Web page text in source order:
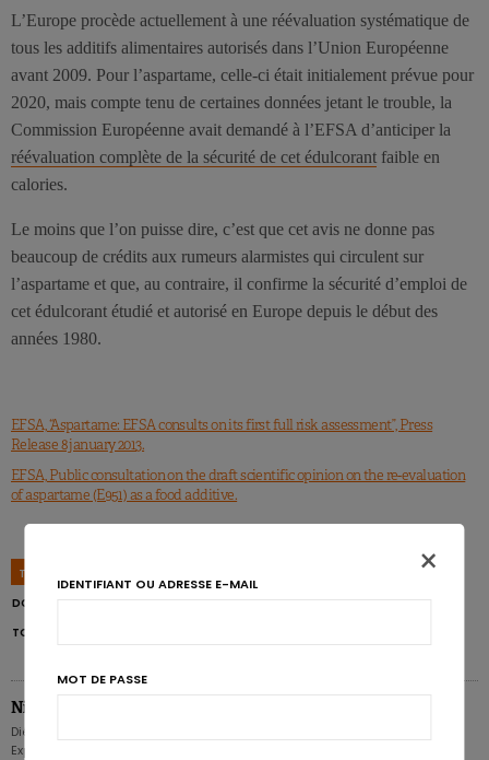
L’Europe procède actuellement à une réévaluation systématique de
tous les additifs alimentaires autorisés dans l’Union Européenne
avant 2009. Pour l’aspartame, celle-ci était initialement prévue pour
2020, mais compte tenu de certaines données jetant le trouble, la
Commission Européenne avait demandé à l’EFSA d’anticiper la
réévaluation complète de la sécurité de cet édulcorant faible en
calories.
Le moins que l’on puisse dire, c’est que cet avis ne donne pas
beaucoup de crédits aux rumeurs alarmistes qui circulent sur
l’aspartame et que, au contraire, il confirme la sécurité d’emploi de
cet édulcorant étudié et autorisé en Europe depuis le début des
années 1980.
EFSA, “Aspartame: EFSA consults on its first full risk assessment”, Press
Release 8 january 2013.
EFSA, Public consultation on the draft scientific opinion on the re-evaluation
of aspartame (E951) as a food additive.
TAGS
DOSE JOURNALIÈRE ACCEPTABLE
EDULCORANTS EFSA
SÉCURITÉ
TOXICITÉ
Nicolas Guggenbühl
Diététicien nutritionniste - Rédacteur en chef - Partner & Senior Nutrition
Expert - Karott'
×
IDENTIFIANT OU ADRESSE E-MAIL
MOT DE PASSE